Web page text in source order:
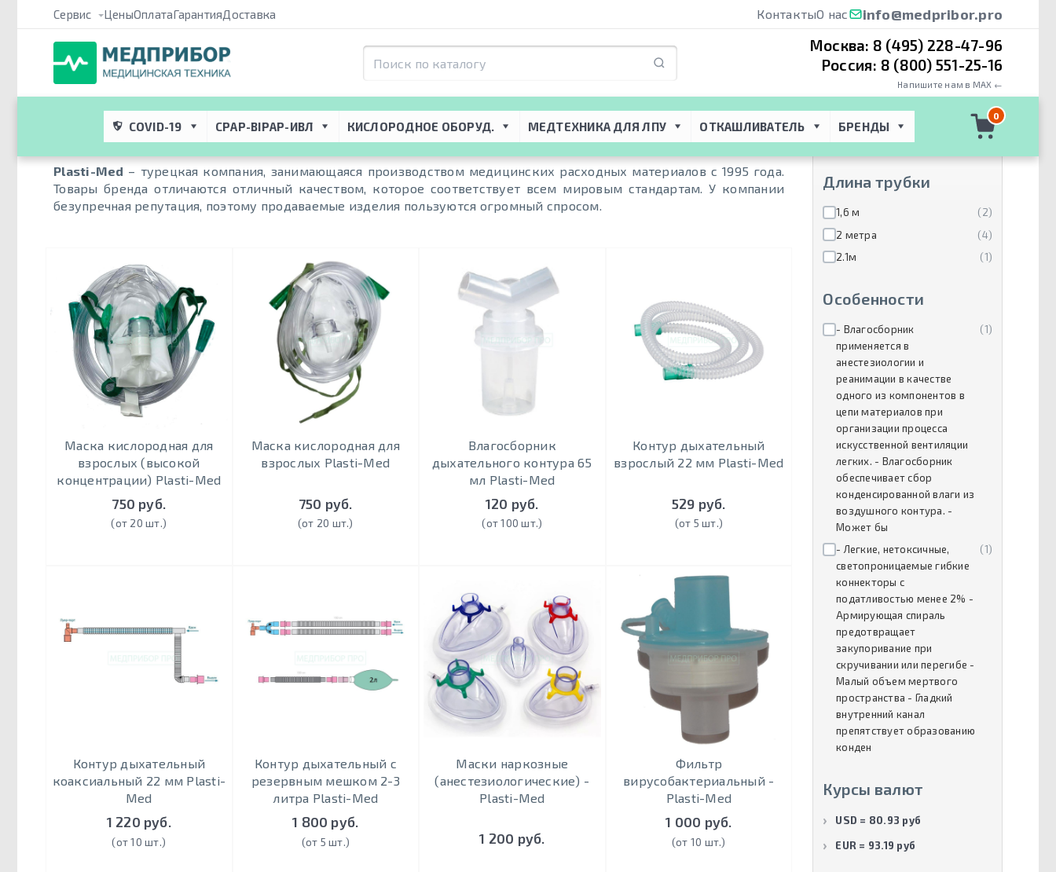
Сервис ЦеныОплатаГарантияДоставка КонтактыО нас info@medpribor.pro
Москва: 8 (495) 228-47-96
Россия: 8 (800) 551-25-16
Напишите нам в MAX ←
COVID-19 CPAP-BIPAP-ИВЛ КИСЛОРОДНОЕ ОБОРУД. МЕДТЕХНИКА ДЛЯ ЛПУ ОТКАШЛИВАТЕЛЬ БРЕНДЫ
0
Медприбор ПРО → Атрибуты → Производитель / Бренд → Plasti-Med
Plasti-Med
Plasti-Med – турецкая компания, занимающаяся производством медицинских расходных материалов с 1995 года.
Товары бренда отличаются отличный качеством, которое соответствует всем мировым стандартам. У компании
безупречная репутация, поэтому продаваемые изделия пользуются огромный спросом.
Маска кислородная для
взрослых (высокой
концентрации) Plasti-Med
750 руб.
(от 20 шт.)
Маска кислородная для
взрослых Plasti-Med
750 руб.
(от 20 шт.)
Влагосборник
дыхательного контура 65
мл Plasti-Med
120 руб.
(от 100 шт.)
Контур дыхательный
взрослый 22 мм Plasti-Med
529 руб.
(от 5 шт.)
Контур дыхательный
коаксиальный 22 мм Plasti-
Med
1 220 руб.
(от 10 шт.)
Контур дыхательный с
резервным мешком 2-3
литра Plasti-Med
1 800 руб.
(от 5 шт.)
Маски наркозные
(анестезиологические) -
Plasti-Med
1 200 руб.
Фильтр
вирусобактериальный -
Plasti-Med
1 000 руб.
(от 10 шт.)
Производители
Plasti-Med (18)
Длина трубки
1,6 м
(2)
2 метра
(4)
2.1м
(1)
Особенности
- Влагосборник
применяется в
анестезиологии и
реанимации в качестве
одного из компонентов в
цепи материалов при
организации процесса
искусственной вентиляции
легких. - Влагосборник
обеспечивает сбор
конденсированной влаги из
воздушного контура. -
Может бы
(1)
- Легкие, нетоксичные,
светопроницаемые гибкие
коннекторы с
податливостью менее 2% -
Армирующая спираль
предотвращает
закупоривание при
скручивании или перегибе -
Малый объем мертвого
пространства - Гладкий
внутренний канал
препятствует образованию
конден
(1)
Курсы валют
USD = 80.93 руб
EUR = 93.19 руб